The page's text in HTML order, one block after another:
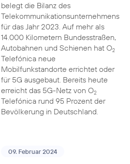
belegt die Bilanz des
Telekommunikationsunternehmens
für das Jahr 2023. Auf mehr als
14.000 Kilometern Bundesstraßen,
Autobahnen und Schienen hat O2
Telefónica neue
Mobilfunkstandorte errichtet oder
für 5G ausgebaut. Bereits heute
erreicht das 5G-Netz von O2
Telefónica rund 95 Prozent der
Bevölkerung in Deutschland.
09. Februar 2024